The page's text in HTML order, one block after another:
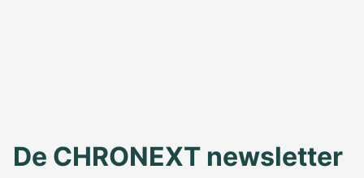
De CHRONEXT newsletter